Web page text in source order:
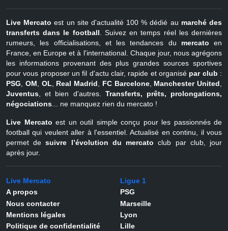
Live Mercato est un site d'actualité 100 % dédié au marché des
transferts dans le football . Suivez en temps réel les dernières
rumeurs, les officialisations, et les tendances du mercato en
France, en Europe et à l'international. Chaque jour, nous agrégons
les informations provenant des plus grandes sources sportives
pour vous proposer un fil d'actu clair, rapide et organisé par club :
PSG
OM OL Real Madrid FC Barcelone, Manchester United
Juventus , et bien d'autres. Transferts, prêts, prolongations,
négociations ... ne manquez rien du mercato !
Live Mercato est un outil simple conçu pour les passionnés de
football qui veulent aller à l'essentiel. Actualisé en continu, il vous
permet desuivre l’évolution du mercato club par club, jour
après jour.
Live Mercato
A propos
Nous contacter
Mentions légales
Politique de confidentialité
Ligue 1
PSG
Marseille
Lyon
Lille